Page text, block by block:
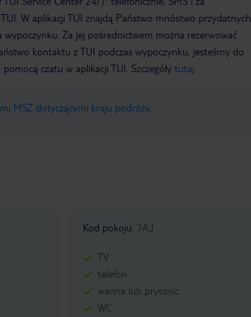
W aplikacji TUI znajdą Państwo mnóstwo przydatnych
Za jej pośrednictwem można rezerwować
kontaktu z TUI podczas wypoczynku, jesteśmy do
czatu w aplikacji TUI. Szczegóły tutaj
MSZ dotyczącymi kraju podróży.
Kod pokoju: 7AJ
TV
telefon
wanna lub prysznic
WC